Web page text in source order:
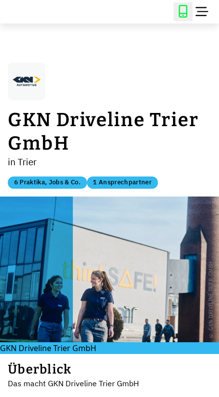
GKN Driveline Trier
GmbH
in Trier
6 Praktika, Jobs & Co. 1 Ansprechpartner
© GKN DRIVELINE TRIER GMBH
GKN Driveline Trier GmbH
Überblick
Das macht GKN Driveline Trier GmbH